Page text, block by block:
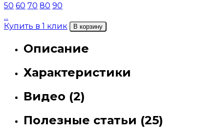
50 60 70 80 90
...
Купить в 1 клик
В корзину
Описание
Характеристики
Видео (2)
Полезные статьи (25)